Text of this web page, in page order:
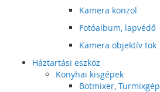
Kamera konzol
Fotóalbum, lapvédő
Kamera objektív tok
Háztartási eszköz
Konyhai kisgépek
Botmixer, Turmixgép